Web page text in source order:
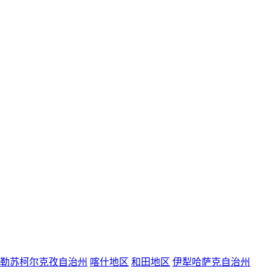
苏柯尔克孜自治州 喀什地区 和田地区 伊犁哈萨克自治州